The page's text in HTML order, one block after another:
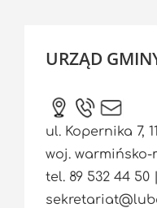
URZĄD
ul. Kopernika 7,
woj.
tel. 89 532 44 50